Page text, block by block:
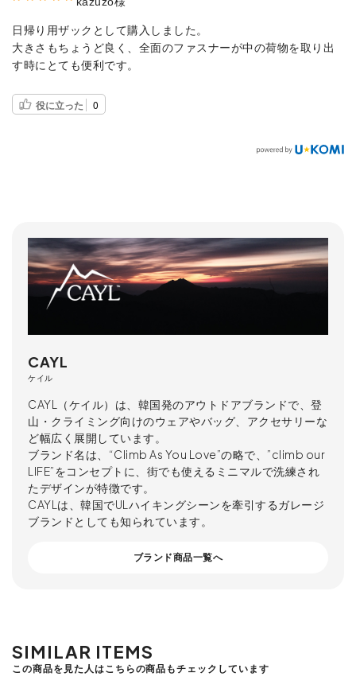
日帰り用ザックとして購入しました。
大きさもちょうど良く、全面のファスナーが中の荷物を取り出
す時にとても便利です。
役に立った 0
CAYL
ケイル
CAYL（ケイル）は、韓国発のアウトドアブランドで、登
山・クライミング向けのウェアやバッグ、アクセサリーな
ど幅広く展開しています。
ブランド名は、“Climb As You Love”の略で、”climb our
LIFE”をコンセプトに、街でも使えるミニマルで洗練され
たデザインが特徴です。
CAYLは、韓国でULハイキングシーンを牽引するガレージ
ブランドとしても知られています。
ブランド商品一覧へ
SIMILAR ITEMS
この商品を見た人はこちらの商品もチェックしています